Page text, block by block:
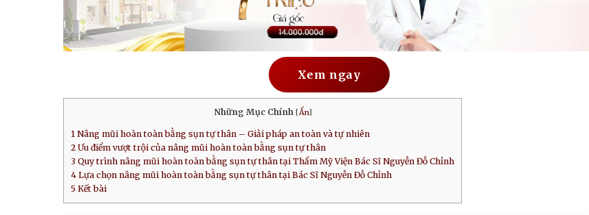
Xem ngay
Những Mục Chính [Ẩn]
1 Nâng mũi hoàn toàn bằng sụn tự thân – Giải pháp an toàn và tự nhiên
2 Ưu điểm vượt trội của nâng mũi hoàn toàn bằng sụn tự thân
3 Quy trình nâng mũi hoàn toàn bằng sụn tự thân tại Thẩm Mỹ Viện Bác Sĩ Nguyễn Đỗ Chỉnh
4 Lựa chọn nâng mũi hoàn toàn bằng sụn tự thân tại Bác Sĩ Nguyễn Đỗ Chỉnh
5 Kết bài